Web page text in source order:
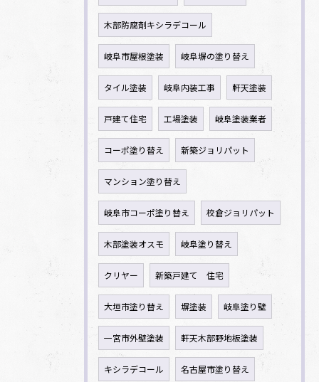
木部防腐剤キシラデコール
岐阜市屋根塗装 岐阜塀の塗り替え
タイル塗装 岐阜内装工事 軒天塗装
戸建て住宅 工場塗装 岐阜塗装業者
コーポ塗り替え 新築ジョリパット
マンション塗り替え
岐阜市コーポ塗り替え 校倉ジョリパット
木部塗装オスモ 岐阜塗り替え
クリヤー 新築戸建て 住宅
大垣市塗り替え 塀塗装 岐阜塗り壁
一宮市外壁塗装 軒天木部野地板塗装
キシラデコール 名古屋市塗り替え